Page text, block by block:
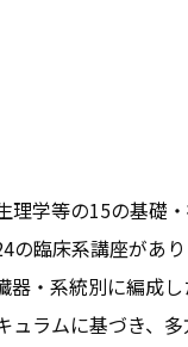
理学等の15の基礎
の臨床系講座があ
器・系統別に編成
ュラムに基づき、